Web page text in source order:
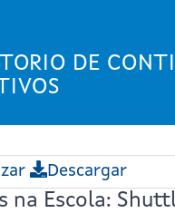
DE
Descargar
na Escola: